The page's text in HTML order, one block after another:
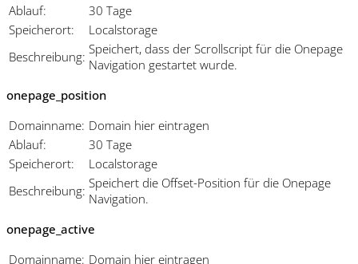
Ablauf:
30 Tage
Speicherort:
Localstorage
Beschreibung: Speichert, dass der Scrollscript für die Onepage
Navigation gestartet wurde.
onepage_position
Domainname: Domain hier eintragen
Ablauf:
30 Tage
Speicherort:
Localstorage
Beschreibung: Speichert die Offset-Position für die Onepage
Navigation.
onepage_active
Domainname: Domain hier eintragen